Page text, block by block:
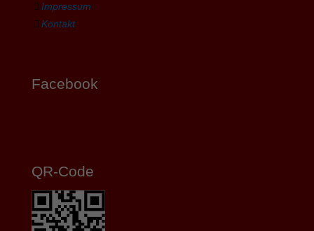
Impressum
Kontakt
Facebook
QR-Code